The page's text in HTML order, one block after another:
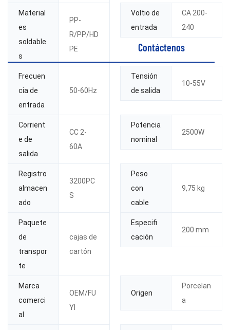
Material
es
soldable
s
PP-
R/PP/HD
PE
Voltio de
entrada
CA 200-
240
Frecuen
cia de
entrada
50-60Hz
Tensión
de salida
10-55V
Corrient
e de
salida
CC 2-
60A
Potencia
nominal
2500W
Registro
almacen
ado
3200PC
S
Peso
con
cable
9,75 kg
Paquete
de
transpor
te
cajas de
cartón
Especifi
cación
200 mm
Marca
comerci
al
OEM/FU
YI
Origen
Porcelan
a
Contáctenos